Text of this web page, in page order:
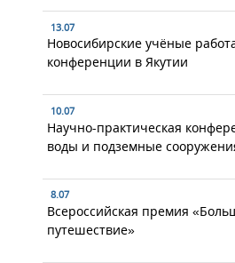
13.07
Новосибирские учёные
конференции в Якутии
10.07
Научно-практическая
воды и подземные
8.07
Всероссийская премия
путешествие»